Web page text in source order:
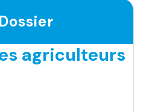
Dossier
agriculteurs